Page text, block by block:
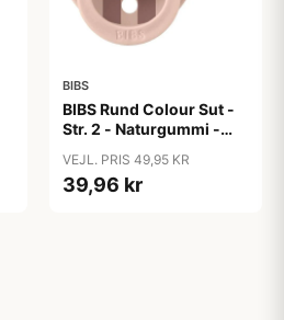
BIBS
BIBS Rund Colour Sut -
Str. 2 - Naturgummi -
Blush/Woodchuck
VEJL. PRIS 49,95 KR
39,96 kr